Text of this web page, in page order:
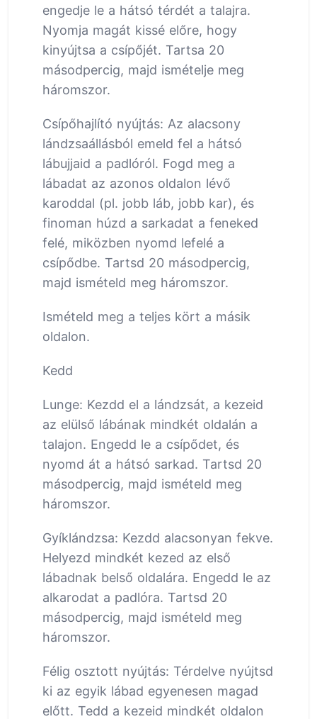
engedje le a hátsó térdét a talajra.
Nyomja magát kissé előre, hogy
kinyújtsa a csípőjét. Tartsa 20
másodpercig, majd ismételje meg
háromszor.
Csípőhajlító nyújtás: Az alacsony
lándzsaállásból emeld fel a hátsó
lábujjaid a padlóról. Fogd meg a
lábadat az azonos oldalon lévő
karoddal (pl. jobb láb, jobb kar), és
finoman húzd a sarkadat a feneked
felé, miközben nyomd lefelé a
csípődbe. Tartsd 20 másodpercig,
majd ismételd meg háromszor.
Ismételd meg a teljes kört a másik
oldalon.
Kedd
Lunge: Kezdd el a lándzsát, a kezeid
az elülső lábának mindkét oldalán a
talajon. Engedd le a csípődet, és
nyomd át a hátsó sarkad. Tartsd 20
másodpercig, majd ismételd meg
háromszor.
Gyíklándzsa: Kezdd alacsonyan fekve.
Helyezd mindkét kezed az első
lábadnak belső oldalára. Engedd le az
alkarodat a padlóra. Tartsd 20
másodpercig, majd ismételd meg
háromszor.
Félig osztott nyújtás: Térdelve nyújtsd
ki az egyik lábad egyenesen magad
előtt. Tedd a kezeid mindkét oldalon